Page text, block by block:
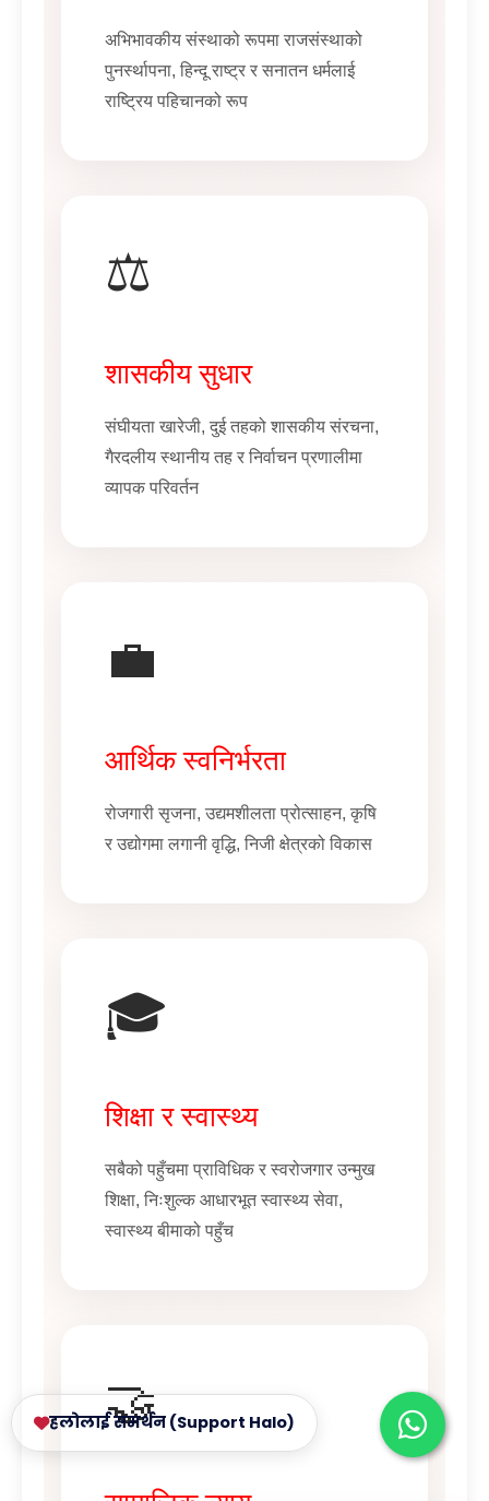
अभिभावकीय संस्थाको रूपमा राजसंस्थाको
पुनर्स्थापना, हिन्दू राष्ट्र र सनातन धर्मलाई
राष्ट्रिय पहिचानको रूप
⚖️
शासकीय सुधार
संघीयता खारेजी, दुई तहको शासकीय संरचना,
गैरदलीय स्थानीय तह र निर्वाचन प्रणालीमा
व्यापक परिवर्तन
💼
आर्थिक स्वनिर्भरता
रोजगारी सृजना, उद्यमशीलता प्रोत्साहन, कृषि
र उद्योगमा लगानी वृद्धि, निजी क्षेत्रको विकास
🎓
शिक्षा र स्वास्थ्य
सबैको पहुँचमा प्राविधिक र स्वरोजगार उन्मुख
शिक्षा, निःशुल्क आधारभूत स्वास्थ्य सेवा,
स्वास्थ्य बीमाको पहुँच
🤝
हलोलाई समर्थन (Support Halo)